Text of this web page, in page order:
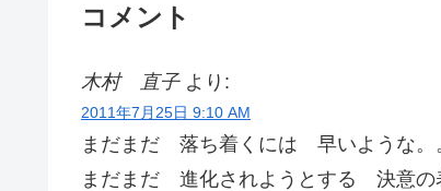
コメント
木村 直子 より:
2011年7月25日 9:10 AM
まだまだ 落ち着くには 早いような。
まだまだ 進化されようとする 決意の